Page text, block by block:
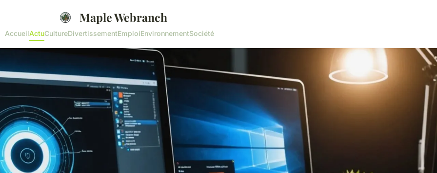
Maple Webranch
AccueilActuCultureDivertissementEmploiEnvironnementSociété